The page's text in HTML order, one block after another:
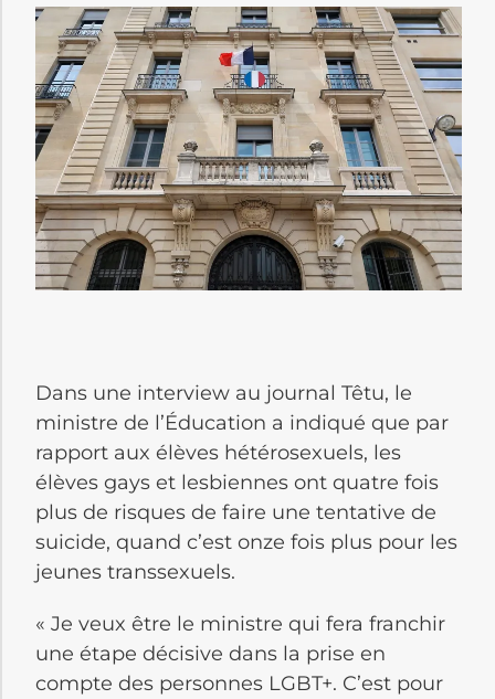
Dans une interview au journal Têtu, le
ministre de l’Éducation a indiqué que par
rapport aux élèves hétérosexuels, les
élèves gays et lesbiennes ont quatre fois
plus de risques de faire une tentative de
suicide, quand c’est onze fois plus pour les
jeunes transsexuels.
« Je veux être le ministre qui fera franchir
une étape décisive dans la prise en
compte des personnes LGBT+. C’est pour